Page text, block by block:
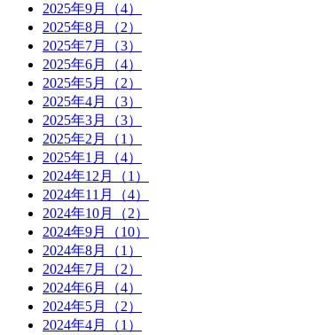
2025年9月（4）
2025年8月（2）
2025年7月（3）
2025年6月（4）
2025年5月（2）
2025年4月（3）
2025年3月（3）
2025年2月（1）
2025年1月（4）
2024年12月（1）
2024年11月（4）
2024年10月（2）
2024年9月（10）
2024年8月（1）
2024年7月（2）
2024年6月（4）
2024年5月（2）
2024年4月（1）